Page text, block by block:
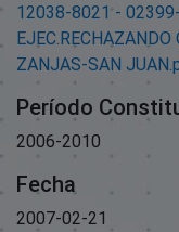
12038-8021 -
ZANJAS-SAN
Período
2006-2010
Fecha
2007-02-21